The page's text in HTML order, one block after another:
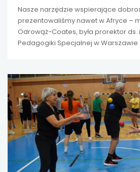
Nasze narzędzie wspierające
prezentowaliśmy nawet w Afryce –
Odrowąż-Coates, była prorektor
Pedagogiki Specjalnej w Warszawie